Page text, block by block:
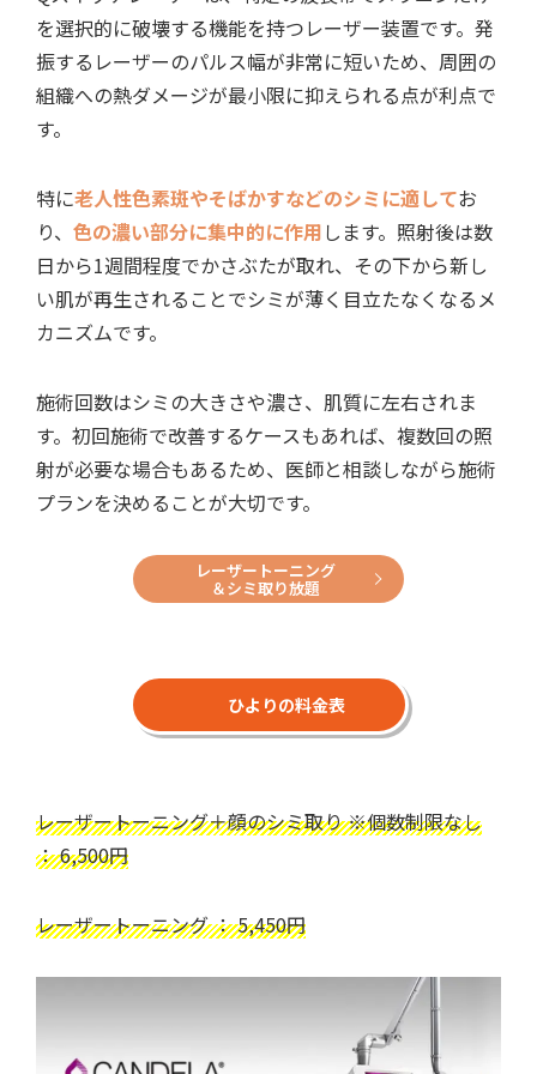
を選択的に破壊する機能を持つレーザー装置です。発
振するレーザーのパルス幅が非常に短いため、周囲の
組織への熱ダメージが最小限に抑えられる点が利点で
す。
特に老人性色素斑やそばかすなどのシミに適してお
り、 色の濃い部分に集中的に作用します。照射後は数
日から1週間程度でかさぶたが取れ、その下から新し
い肌が再生されることでシミが薄く目立たなくなるメ
カニズムです。
施術回数はシミの大きさや濃さ、肌質に左右されま
す。 初回施術で改善するケースもあれば、複数回の照
射が必要な場合もあるため、医師と相談しながら施術
プランを決めることが大切です。
レーザートーニング
＆シミ取り放題
ひよりの料金表
レーザートーニング＋顔のシミ取り ※個数制限なし
： 6,500円
レーザートーニング ： 5,450円